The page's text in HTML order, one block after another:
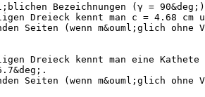
Bezeichnungen (γ =
Dreieck kennt man c = 4.68 cm
Seiten (wenn m&ouml;glich ohne
Dreieck kennt man eine Kathete
Seiten (wenn m&ouml;glich ohne